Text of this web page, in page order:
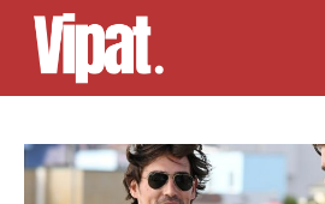
Skip
content